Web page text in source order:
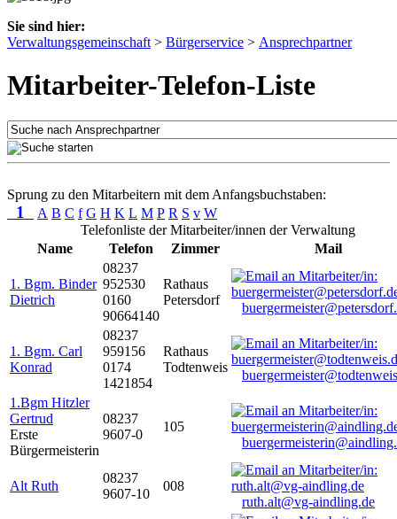
Sie sind hier:
Verwaltungsgemeinschaft > Bürgerservice > Ansprechpartner
Mitarbeiter-Telefon-Liste
Sprung zu den Mitarbeitern mit dem Anfangsbuchstaben:
1 A B C f G H K L M P R S v W
Telefonliste der Mitarbeiter/innen der Verwaltung
Name
Telefon Zimmer Mail
1. Bgm. Binder
Dietrich
08237
952530
0160
90664140
Rathaus
Petersdorf
1. Bgm. Carl
Konrad
08237
959156
0174
1421854
Rathaus
Todtenweis
1.Bgm Hitzler
Gertrud
Erste
Bürgermeisterin
08237
9607-0
105
Alt Ruth
08237
9607-10
008
ruth.alt@vg-aindling.de